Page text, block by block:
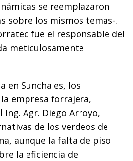
se reemplazaron
sobre los mismos temas-.
fue el responsable del
meticulosamente
en Sunchales, los
empresa forrajera,
Ing. Agr. Diego Arroyo,
de los verdeos de
aunque la falta de piso
la eficiencia de